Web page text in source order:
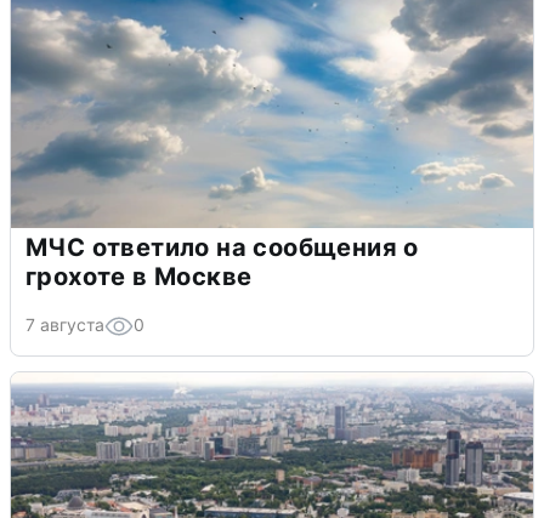
МЧС ответило на сообщения о
грохоте в Москве
7 августа 0